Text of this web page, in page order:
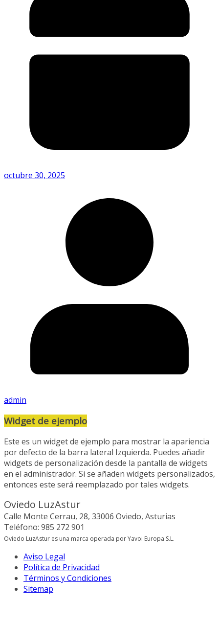
octubre 30, 2025
admin
Widget de ejemplo
Este es un widget de ejemplo para mostrar la apariencia
por defecto de la barra lateral Izquierda. Puedes añadir
widgets de personalización desde la pantalla de widgets
en el administrador. Si se añaden widgets personalizados,
entonces este será reemplazado por tales widgets.
Oviedo LuzAstur
Calle Monte Cerrau, 28, 33006 Oviedo, Asturias
Teléfono: 985 272 901
Oviedo LuzAstur es una marca operada por Yavoi Europa S.L.
Aviso Legal
Política de Privacidad
Términos y Condiciones
Sitemap